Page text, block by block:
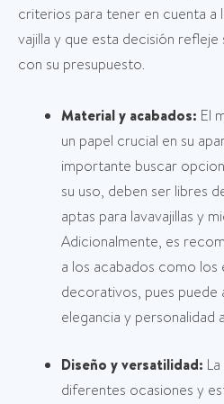
criterios para tener en cuenta a
vajilla y que esta decisión
con su presupuesto.
Material y acabados: El
un papel crucial en su
importante buscar
su uso, deben ser libres
aptas para lavavajillas y
Adicionalmente, es
a los acabados como los
decorativos, pues puede
elegancia y personalidad
Diseño y versatilidad:
diferentes ocasiones y